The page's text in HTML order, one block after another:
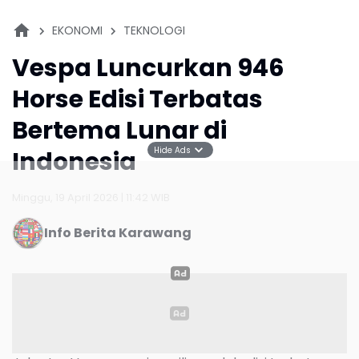
EKONOMI TEKNOLOGI
Vespa Luncurkan 946
Horse Edisi Terbatas
Bertema Lunar di
Indonesia
Info Berita Karawang
Hide Ads